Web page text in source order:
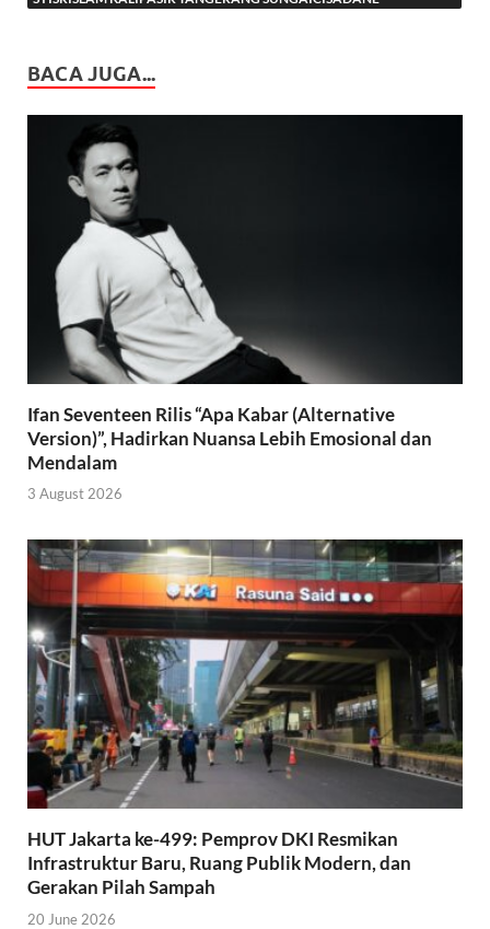
BACA JUGA...
Ifan Seventeen Rilis “Apa Kabar (Alternative
Version)”, Hadirkan Nuansa Lebih Emosional dan
Mendalam
3 August 2026
HUT Jakarta ke-499: Pemprov DKI Resmikan
Infrastruktur Baru, Ruang Publik Modern, dan
Gerakan Pilah Sampah
20 June 2026